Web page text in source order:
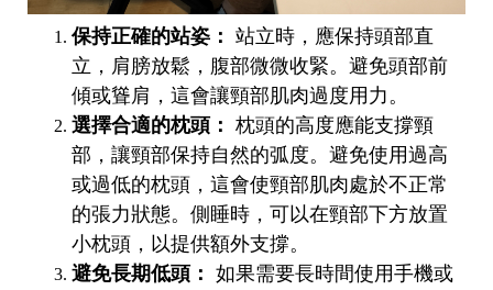
保持正確的站姿： 站立時，應保持頭部直
立，肩膀放鬆，腹部微微收緊。避免頭部前
傾或聳肩，這會讓頸部肌肉過度用力。
選擇合適的枕頭： 枕頭的高度應能支撐頸
部，讓頸部保持自然的弧度。避免使用過高
或過低的枕頭，這會使頸部肌肉處於不正常
的張力狀態。側睡時，可以在頸部下方放置
小枕頭，以提供額外支撐。
避免長期低頭： 如果需要長時間使用手機或